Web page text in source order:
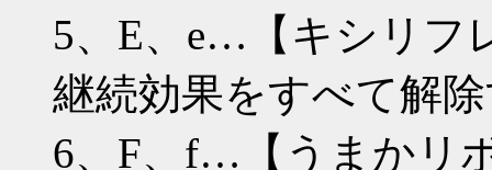
5、E、e…【キシリフ
継続効果をすべて解
6、F、f…【うまかリ